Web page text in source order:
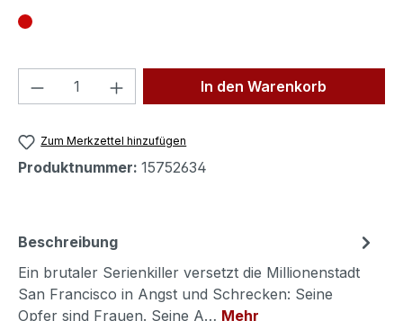
Produkt Anzahl: Gib denIn den Warenkorb
Zum Merkzettel hinzufügen
Produktnummer: 15752634
Beschreibung
Ein brutaler Serienkiller versetzt die Millionenstadt
San Francisco in Angst und Schrecken: Seine
Opfer sind Frauen. Seine A… Mehr